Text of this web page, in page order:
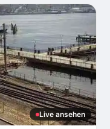
Live ansehen